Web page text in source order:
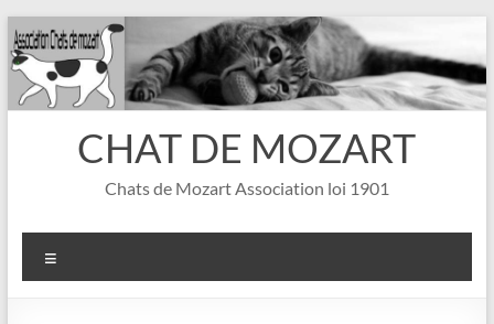
Aller
au
contenu
CHAT DE MOZART
Chats de Mozart Association loi 1901